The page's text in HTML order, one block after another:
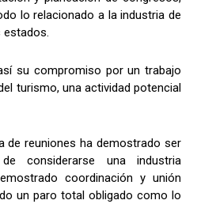
lo relacionado a la industria de
estados.
su compromiso por un trabajo
turismo, una actividad potencial
de reuniones ha demostrado ser
considerarse una industria
coordinación y unión
un paro total obligado como lo